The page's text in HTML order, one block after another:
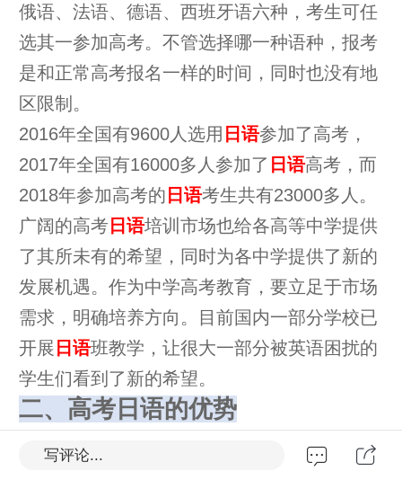
俄语、法语、德语、西班牙语六种，考生可任
选其一参加高考。不管选择哪一种语种，报考
是和正常高考报名一样的时间，同时也没有地
区限制。
2016年全国有9600人选用 日语参加了高考，
2017年全国有16000多人参加了 日语高考，而
2018年参加高考的 日语考生共有23000多人。
广阔的高考 日语培训市场也给各高等中学提供
了其所未有的希望，同时为各中学提供了新的
发展机遇。作为中学高考教育，要立足于市场
需求，明确培养方向。目前国内一部分学校已
开展 日语班教学，让很大一部分被英语困扰的
学生们看到了新的希望。
二、高考日语的优势
1、学习难度低：
高考日语对考生的词汇量要
写评论...